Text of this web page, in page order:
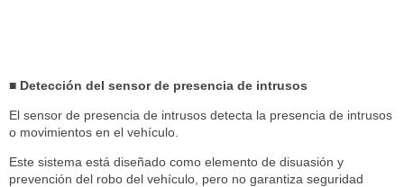
■ Detección del sensor de presencia de intrusos
El sensor de presencia de intrusos detecta la presencia de intrusos
o movimientos en el vehículo.
Este sistema está diseñado como elemento de disuasión y
prevención del robo del vehículo, pero no garantiza seguridad